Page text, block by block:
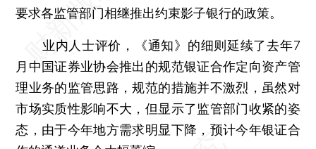
要求各监管部门相继推出约束影子银行的政策。
业内人士评价，《通知》的细则延续了去年7
月中国证券业协会推出的规范银证合作定向资产管
理业务的监管思路，规范的措施并不激烈，虽然对
市场实质性影响不大，但显示了监管部门收紧的姿
态，由于今年地方需求明显下降，预计今年银证合